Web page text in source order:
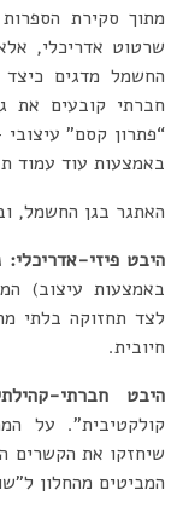
מתוך סקירת
שרטוט אדריכלי,
החשמל מדגים
חברתי קובעים את
“פתרון קסם”
באמצעות עוד עמוד
האתגר בגן החשמל,
היבט פיזי-אדריכלי:
באמצעות עיצוב)
לצד תחזוקה בלתי
חיובית.
היבט חברתי-
קולקטיבית”. על
שיחזקו את הקשרים
המביטים מהחלון